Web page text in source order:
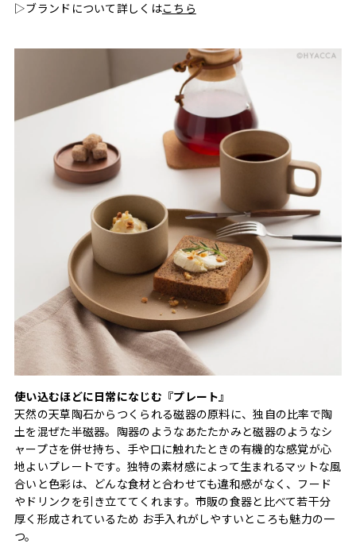
▷ブランドについて詳しくはこちら
使い込むほどに日常になじむ『プレート』
天然の天草陶石からつくられる磁器の原料に、独自の比率で陶
土を混ぜた半磁器。陶器のようなあたたかみと磁器のようなシ
ャープさを併せ持ち、手や口に触れたときの有機的な感覚が心
地よいプレートです。独特の素材感によって生まれるマットな風
合いと色彩は、どんな食材と合わせても違和感がなく、フード
やドリンクを引き立ててくれます。市販の食器と比べて若干分
厚く形成されているため お手入れがしやすいところも魅力の一
つ。